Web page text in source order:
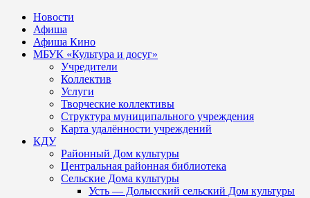
Новости
Афиша
Афиша Кино
МБУК «Культура и досуг»
Учредители
Коллектив
Услуги
Творческие коллективы
Структура муниципального учреждения
Карта удалённости учреждений
КДУ
Районный Дом культуры
Центральная районная библиотека
Сельские Дома культуры
Усть — Долысский сельский Дом культуры